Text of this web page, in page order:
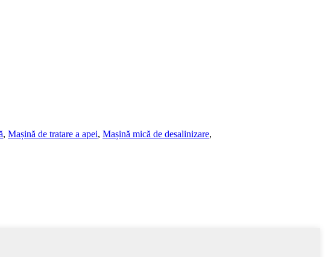
, Mașină de tratare a apei, Mașină mică de desalinizare,